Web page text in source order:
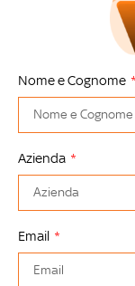
Nome e Cognome
Azienda
Email